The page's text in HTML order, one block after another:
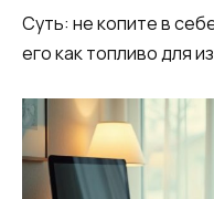
Суть: не копите в
его как топливо для